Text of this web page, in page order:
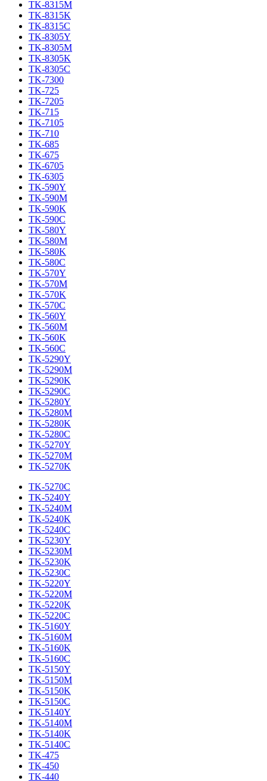
TK-8315M
TK-8315K
TK-8315C
TK-8305Y
TK-8305M
TK-8305K
TK-8305C
TK-7300
TK-725
TK-7205
TK-715
TK-7105
TK-710
TK-685
TK-675
TK-6705
TK-6305
TK-590Y
TK-590M
TK-590K
TK-590C
TK-580Y
TK-580M
TK-580K
TK-580C
TK-570Y
TK-570M
TK-570K
TK-570C
TK-560Y
TK-560M
TK-560K
TK-560C
TK-5290Y
TK-5290M
TK-5290K
TK-5290C
TK-5280Y
TK-5280M
TK-5280K
TK-5280C
TK-5270Y
TK-5270M
TK-5270K
TK-5270C
TK-5240Y
TK-5240M
TK-5240K
TK-5240C
TK-5230Y
TK-5230M
TK-5230K
TK-5230C
TK-5220Y
TK-5220M
TK-5220K
TK-5220C
TK-5160Y
TK-5160M
TK-5160K
TK-5160C
TK-5150Y
TK-5150M
TK-5150K
TK-5150C
TK-5140Y
TK-5140M
TK-5140K
TK-5140C
TK-475
TK-450
TK-440